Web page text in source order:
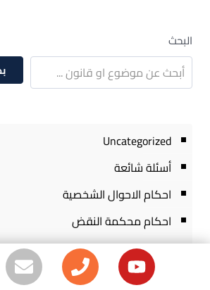
البحث
Uncategorized
أسئلة شائعة
احكام الاحوال الشخصية
احكام محكمة النقض
احكام نقض ايجارات
احكام نقض تجارى